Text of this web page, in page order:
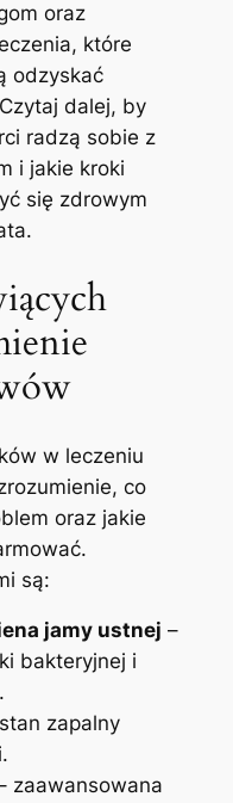
oraz
które
odzyskać
dalej, by
radzą sobie z
i jakie kroki
się zdrowym
w leczeniu
co
oraz jakie
są:
jamy ustnej –
bakteryjnej i
zapalny
zaawansowana